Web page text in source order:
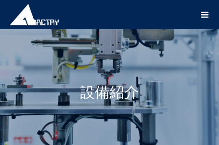
設備紹介